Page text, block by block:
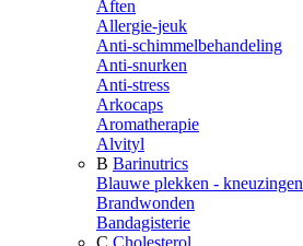
Aften
Allergie-jeuk
Anti-schimmelbehandeling
Anti-snurken
Anti-stress
Arkocaps
Aromatherapie
Alvityl
B Barinutrics
Blauwe plekken - kneuzingen
Brandwonden
Bandagisterie